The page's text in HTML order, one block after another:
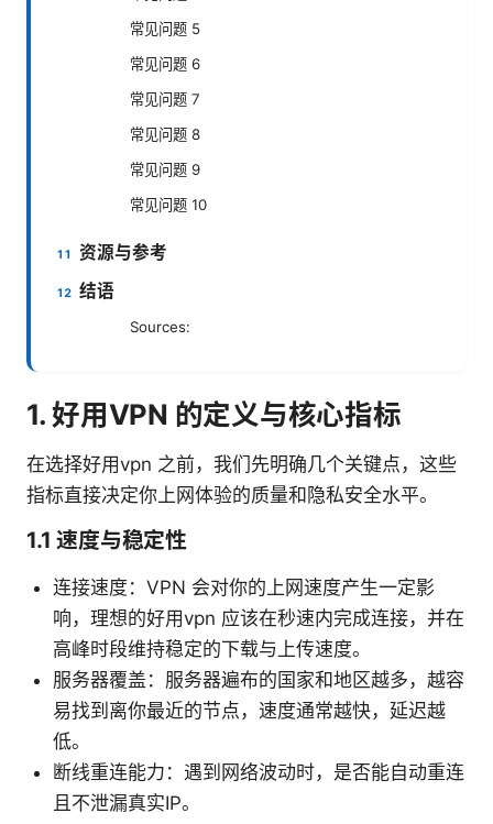
常见问题 5
常见问题 6
常见问题 7
常见问题 8
常见问题 9
常见问题 10
资源与参考
结语
Sources:
1. 好用VPN 的定义与核心指标
在选择好用vpn 之前，我们先明确几个关键点，这些
指标直接决定你上网体验的质量和隐私安全水平。
1.1 速度与稳定性
连接速度：VPN 会对你的上网速度产生一定影
响，理想的好用vpn 应该在秒速内完成连接，并在
高峰时段维持稳定的下载与上传速度。
服务器覆盖：服务器遍布的国家和地区越多，越容
易找到离你最近的节点，速度通常越快，延迟越
低。
断线重连能力：遇到网络波动时，是否能自动重连
且不泄漏真实IP。